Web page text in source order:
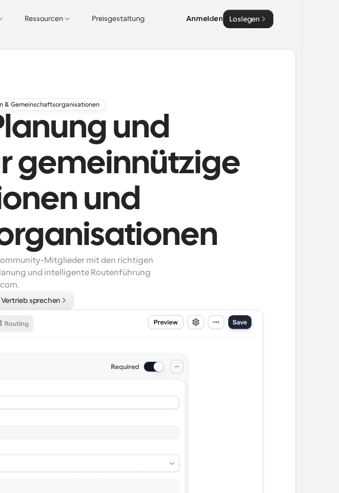
Ressourcen Preisgestaltung Anmelden Loslegen
& Gemeinschaftsorganisationen
und
gemeinnützige
und
Mitglieder mit den richtigen
und intelligente Routenführung
sprechen